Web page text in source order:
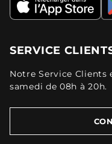
SERVICE
Notre Service Clients
samedi de 08h à 20h.